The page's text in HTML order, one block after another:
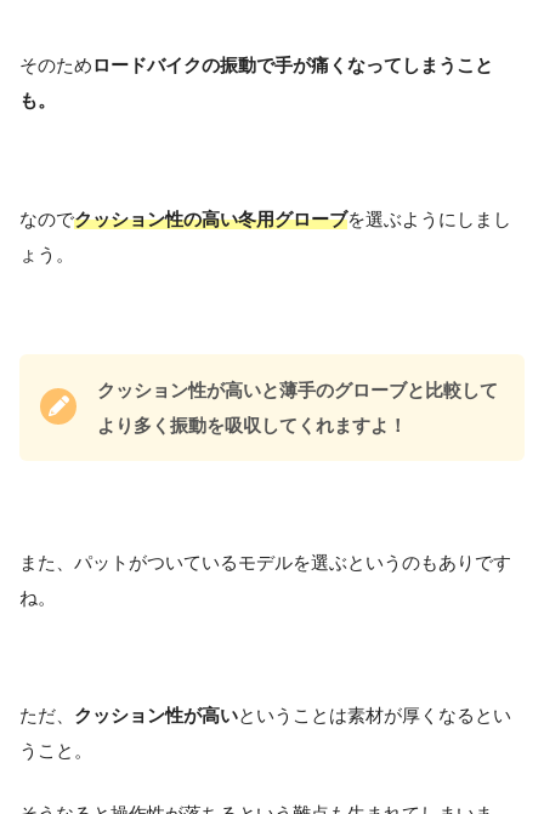
そのためロードバイクの振動で手が痛くなってしまうこと
も。
なのでクッション性の高い冬用グローブを選ぶようにしまし
ょう。
クッション性が高いと薄手のグローブと比較して
より多く振動を吸収してくれますよ！
また、パットがついているモデルを選ぶというのもありです
ね。
ただ、 クッション性が高いということは素材が厚くなるとい
うこと。